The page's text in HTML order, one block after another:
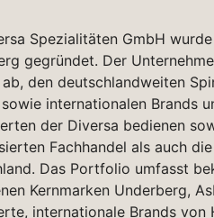
Spezialitäten GmbH
gegründet. Der
den deutschlandweiten
internationalen Brands
der Diversa bedienen
Fachhandel als auch
Das Portfolio umfasst
Kernmarken Underberg,
internationale Brands von